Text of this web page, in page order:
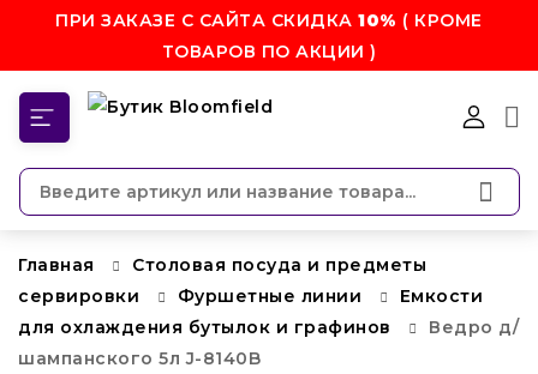
ПРИ ЗАКАЗЕ С САЙТА СКИДКА10% ( КРОМЕ
ТОВАРОВ ПО АКЦИИ )
Главная
Столовая посуда и предметы
сервировки
Фуршетные линии
Емкости
для охлаждения бутылок и графинов
Ведро д/
шампанского 5л J-8140B